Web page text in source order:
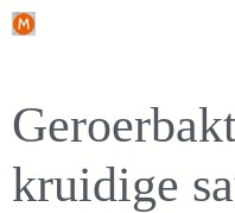
Ga
inhoud
kruidige